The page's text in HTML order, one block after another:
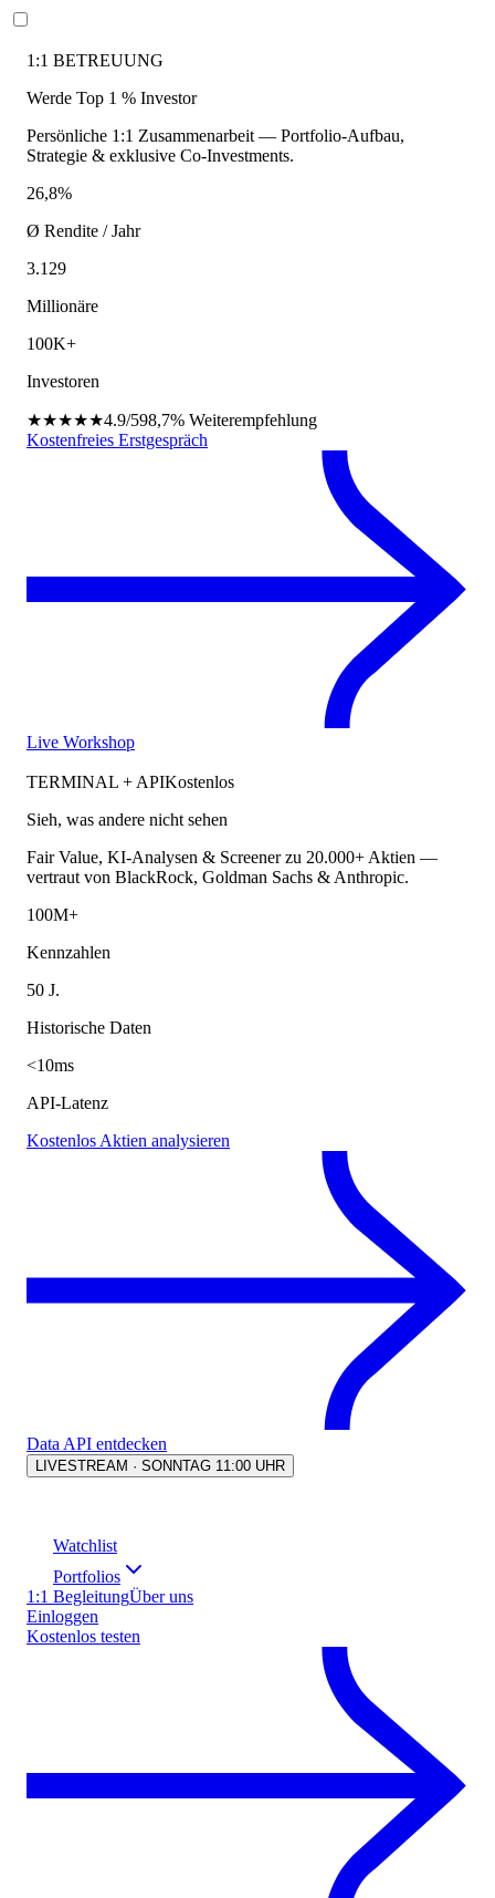
1:1 BETREUUNG
Werde Top 1 % Investor
Persönliche 1:1 Zusammenarbeit — Portfolio-Aufbau,
Strategie & exklusive Co-Investments.
26,8%
Ø Rendite / Jahr
3.129
Millionäre
100K+
Investoren
★★★★★4.9/598,7% Weiterempfehlung
Kostenfreies Erstgespräch
Live Workshop
TERMINAL + APIKostenlos
Sieh, was andere nicht sehen
Fair Value, KI-Analysen & Screener zu 20.000+ Aktien —
vertraut von BlackRock, Goldman Sachs & Anthropic.
100M+
Kennzahlen
50 J.
Historische Daten
<10ms
API-Latenz
Kostenlos Aktien analysieren
Data API entdecken
LIVESTREAM · SONNTAG 11:00 UHR
Watchlist
Portfolios
1:1 BegleitungÜber uns
Einloggen
Kostenlos testen